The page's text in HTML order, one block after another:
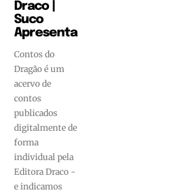
Draco |
Suco
Apresenta
Contos do
Dragão é um
acervo de
contos
publicados
digitalmente de
forma
individual pela
Editora Draco -
e indicamos